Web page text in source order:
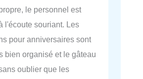
le personnel est
l'écoute souriant. Les
pour anniversaires sont
bien organisé et le gâteau
oublier que les